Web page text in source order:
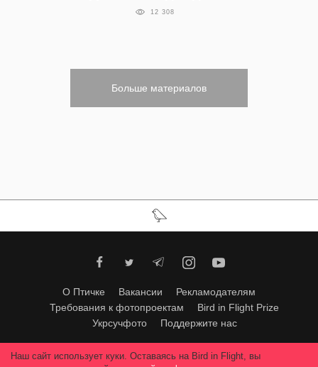
12 308
Больше материалов
О Птичке Вакансии
Рекламодателям
Требования к фотопроектам
Bird in Flight Prize
Укрсучфото
Поддержите нас
Любое использование материалов допускается только с согласия
Наш сайт использует куки. Оставаясь на Bird in Flight, вы